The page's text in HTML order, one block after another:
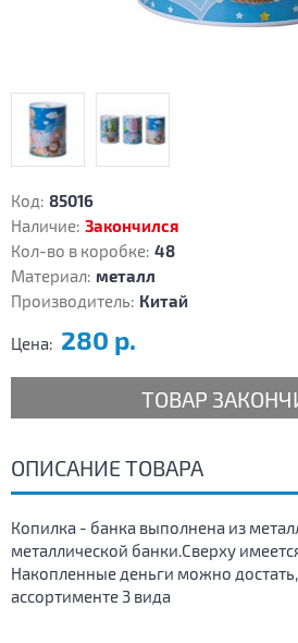
Код: 85016
Наличие: Закончился
Кол-во в коробке: 48
Материал: металл
Производитель: Китай
Цена: 280 р.
ТОВАР
ОПИСАНИЕ ТОВАРА
Копилка - банка выполнена из
металлической банки.Сверху
Накопленные деньги можно
ассортименте 3 вида